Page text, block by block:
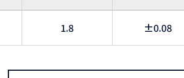
1.8 ±0.08